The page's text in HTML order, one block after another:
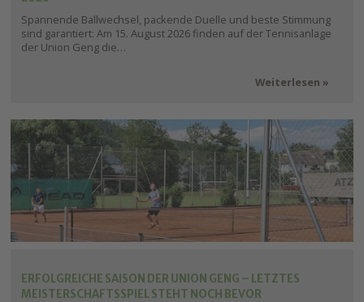
Spannende Ballwechsel, packende Duelle und beste Stimmung
sind garantiert: Am 15. August 2026 finden auf der Tennisanlage
der Union Geng die…
Weiterlesen
ERFOLGREICHE SAISON DER UNION GENG – LETZTES
MEISTERSCHAFTSSPIEL STEHT NOCH BEVOR